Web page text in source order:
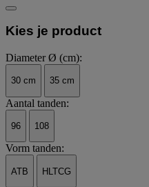
Kies je product
Diameter Ø (cm):
30 cm 35 cm
Aantal tanden:
96 108
Vorm tanden:
ATB HLTCG